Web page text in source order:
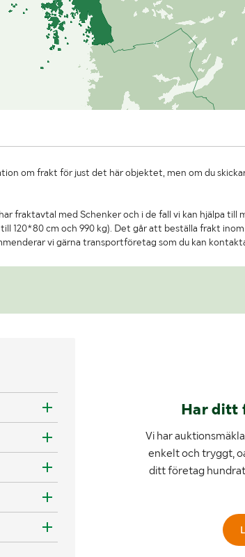
om frakt för just det här objektet, men om du
fraktavtal med Schenker och i de fall vi kan hjälpa till
120*80 cm och 990 kg). Det går att beställa frakt
vi gärna transportföretag som du kan
Har ditt
Vi har
enkelt och tryggt,
ditt företag